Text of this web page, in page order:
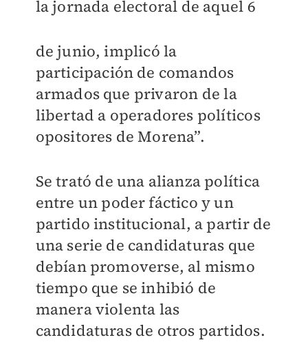
la jornada electoral de aquel 6
de junio, implicó la
participación de comandos
armados que privaron de la
libertad a operadores políticos
opositores de Morena”.
Se trató de una alianza política
entre un poder fáctico y un
partido institucional, a partir de
una serie de candidaturas que
debían promoverse, al mismo
tiempo que se inhibió de
manera violenta las
candidaturas de otros partidos.